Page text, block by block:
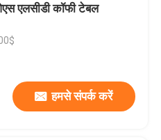
एलसीडी कॉफी टेबल
हमसे संपर्क करें